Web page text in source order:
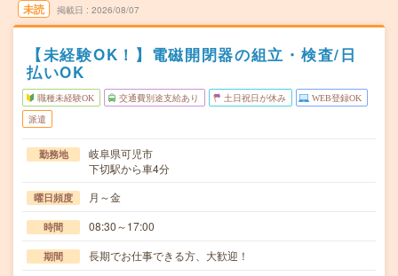
未読 掲載日 2026/08/07
【未経験OK！】電磁開閉器の組立・検査/日
払いOK
職種未経験OK 交通費別途支給あり 土日祝日が休み WEB登録OK
派遣
勤務地
岐阜県可児市
下切駅から車4分
曜日頻度 月～金
時間 08:30～17:00
期間 長期でお仕事できる方、大歓迎！